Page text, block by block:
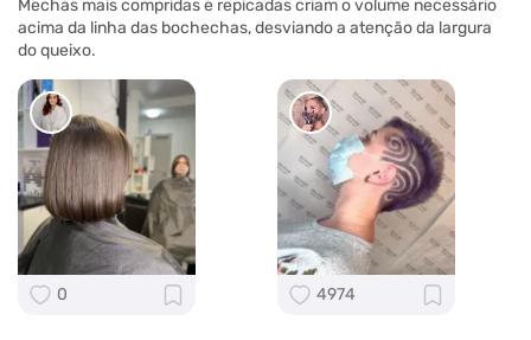
Mechas mais compridas e repicadas criam o volume necessário
acima da linha das bochechas, desviando a atenção da largura
do queixo.
0 4974